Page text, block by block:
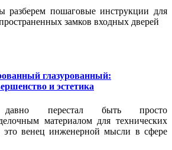
разберем пошаговые инструкции для
замков входных дверей
глазурованный:
и эстетика
давно перестал быть просто
материалом для технических
венец инженерной мысли в сфере